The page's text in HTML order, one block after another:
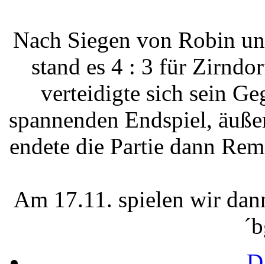
Nach Siegen von Robin
stand es 4 : 3 für
verteidigte sich sein
spannenden Endspiel,
endete die Partie dann
Am 17.11. spielen wir